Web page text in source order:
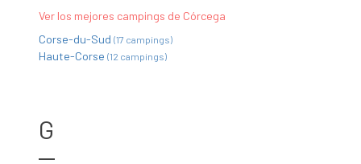
Ver los mejores campings de Córcega
Corse-du-Sud (17 campings)
Haute-Corse (12 campings)
G